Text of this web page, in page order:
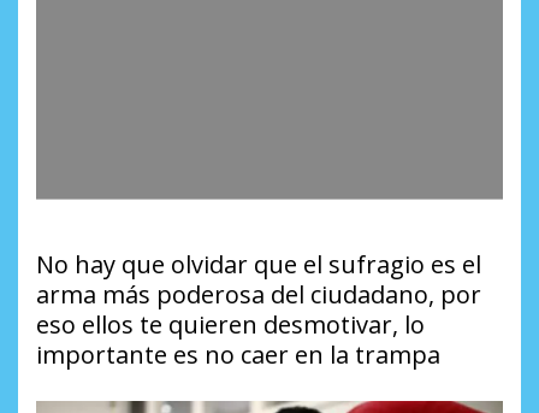
No hay que olvidar que el sufragio es el
arma más poderosa del ciudadano, por
eso ellos te quieren desmotivar, lo
importante es no caer en la trampa